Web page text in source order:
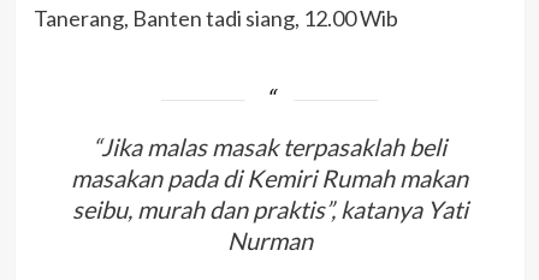
Tanerang, Banten tadi siang, 12.00 Wib
“Jika malas masak terpasaklah beli
masakan pada di Kemiri Rumah makan
seibu, murah dan praktis”, katanya Yati
Nurman